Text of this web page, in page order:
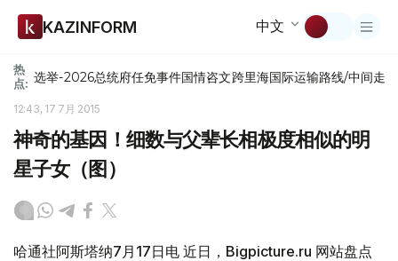
KAZINFORM 中文
热
点: 选举-2026总统府任免事件国情咨文跨里海国际运输路线/中间走廊
12:43, 17 7月 2015
神奇的基因！细数与父辈长相极度相似的明
星子女（图）
哈通社阿斯塔纳7月17日电 近日，Bigpicture.ru 网站盘点